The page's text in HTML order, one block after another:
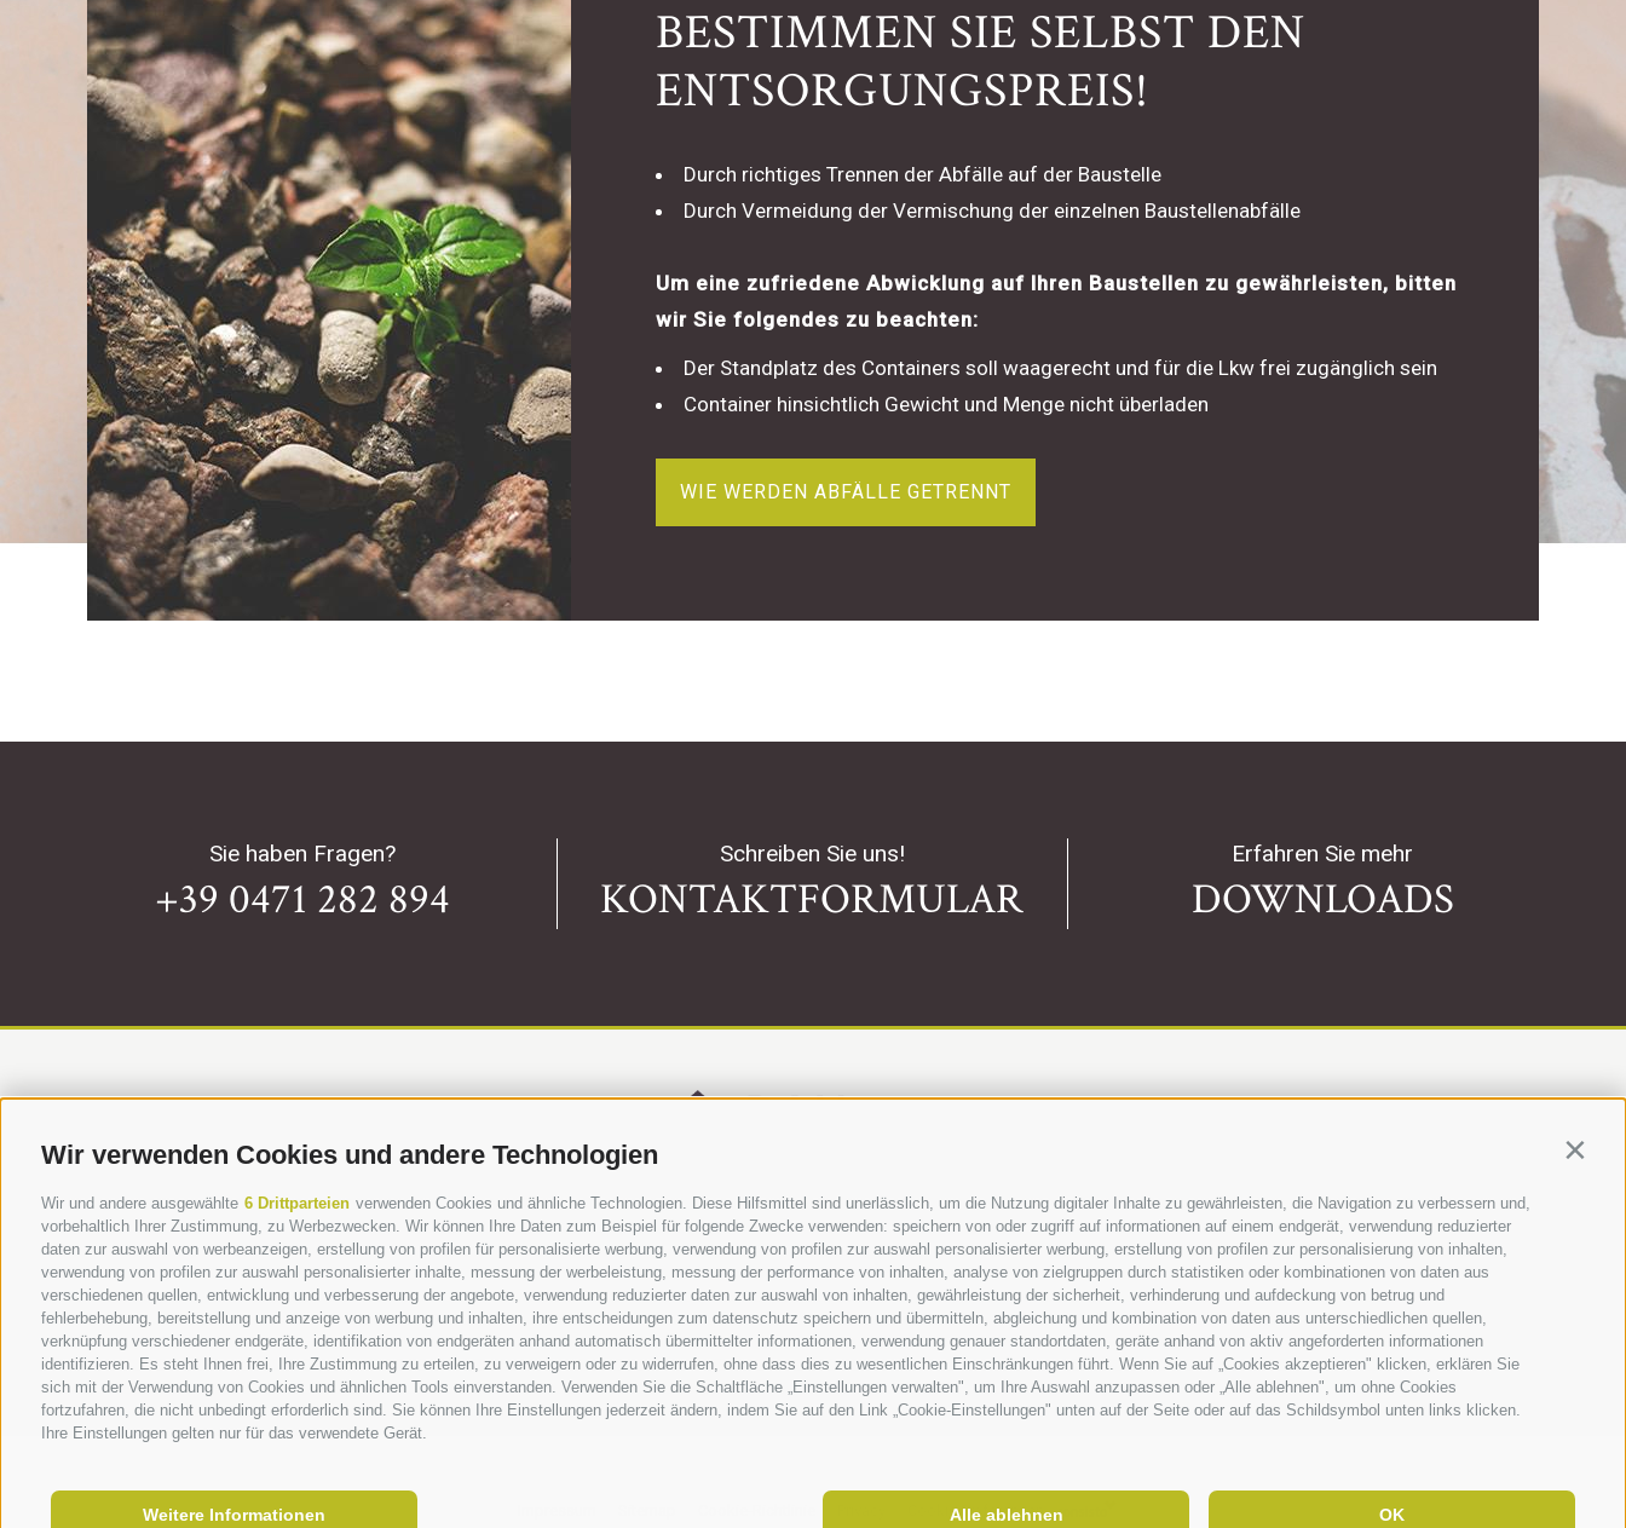
Wir verwenden Cookies und andere Technologien
Wir und andere ausgewählte 6 Drittparteien verwenden Cookies und ähnliche Technologien. Diese Hilfsmittel sind unerlässlich, um die Nutzung digitaler Inhalte zu gewährleisten, die Navigation zu verbessern und,
vorbehaltlich Ihrer Zustimmung, zu Werbezwecken. Wir können Ihre Daten zum Beispiel für folgende Zwecke verwenden: speichern von oder zugriff auf informationen auf einem endgerät, verwendung reduzierter
daten zur auswahl von werbeanzeigen, erstellung von profilen für personalisierte werbung, verwendung von profilen zur auswahl personalisierter werbung, erstellung von profilen zur personalisierung von inhalten,
verwendung von profilen zur auswahl personalisierter inhalte, messung der werbeleistung, messung der performance von inhalten, analyse von zielgruppen durch statistiken oder kombinationen von daten aus
verschiedenen quellen, entwicklung und verbesserung der angebote, verwendung reduzierter daten zur auswahl von inhalten, gewährleistung der sicherheit, verhinderung und aufdeckung von betrug und
fehlerbehebung, bereitstellung und anzeige von werbung und inhalten, ihre entscheidungen zum datenschutz speichern und übermitteln, abgleichung und kombination von daten aus unterschiedlichen quellen,
verknüpfung verschiedener endgeräte, identifikation von endgeräten anhand automatisch übermittelter informationen, verwendung genauer standortdaten, geräte anhand von aktiv angeforderten informationen
identifizieren. Es steht Ihnen frei, Ihre Zustimmung zu erteilen, zu verweigern oder zu widerrufen, ohne dass dies zu wesentlichen Einschränkungen führt. Wenn Sie auf „Cookies akzeptieren" klicken, erklären Sie
sich mit der Verwendung von Cookies und ähnlichen Tools einverstanden. Verwenden Sie die Schaltfläche „Einstellungen verwalten", um Ihre Auswahl anzupassen oder „Alle ablehnen", um ohne Cookies
fortzufahren, die nicht unbedingt erforderlich sind. Sie können Ihre Einstellungen jederzeit ändern, indem Sie auf den Link „Cookie-Einstellungen" unten auf der Seite oder auf das Schildsymbol unten links klicken.
Ihre Einstellungen gelten nur für das verwendete Gerät.
OK
Alle ablehnen
Weitere Informationen
BESTIMMEN SIE SELBST DEN
ENTSORGUNGSPREIS!
Durch richtiges Trennen der Abfälle auf der Baustelle
Durch Vermeidung der Vermischung der einzelnen Baustellenabfälle
Um eine zufriedene Abwicklung auf Ihren Baustellen zu gewährleisten, bitten
wir Sie folgendes zu beachten:
Der Standplatz des Containers soll waagerecht und für die Lkw frei zugänglich sein
Container hinsichtlich Gewicht und Menge nicht überladen
WIE WERDEN ABFÄLLE GETRENNT
Sie haben Fragen?
+39 0471 282 894
Schreiben Sie uns!
KONTAKTFORMULAR
Erfahren Sie mehr
DOWNLOADS
bau.recycle - Konsortium für Baustoffverwertung · Schlachthofstraße 57 · 39100 Bozen (BZ)
MwStr. Nr.: IT01430150217 · info@baurecycle.it · T 0471 282 894
Cookie Präferenzen